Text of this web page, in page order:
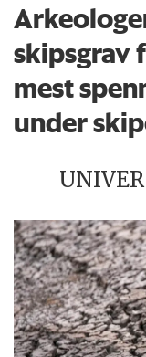
skipsgrav
mest
under